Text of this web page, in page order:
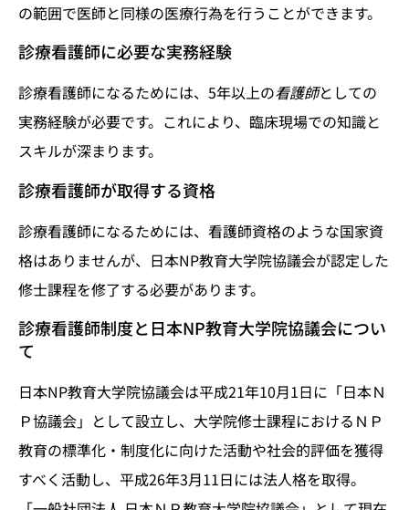
の範囲で医師と同様の医療行為を行うことができます。
診療看護師に必要な実務経験
診療看護師になるためには、5年以上の看護師としての
実務経験が必要です。これにより、臨床現場での知識と
スキルが深まります。
診療看護師が取得する資格
診療看護師になるためには、看護師資格のような国家資
格はありませんが、日本NP教育大学院協議会が認定した
修士課程を修了する必要があります。
診療看護師制度と日本NP教育大学院協議会につい
て
日本NP教育大学院協議会は平成21年10月1日に「日本Ｎ
Ｐ協議会」として設立し、大学院修士課程におけるＮＰ
教育の標準化・制度化に向けた活動や社会的評価を獲得
すべく活動し、平成26年3月11日には法人格を取得。